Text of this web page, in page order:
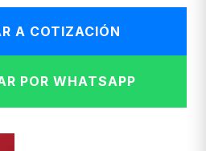
A COTIZACIÓN
POR WHATSAPP